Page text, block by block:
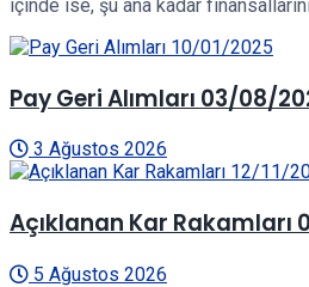
içinde ise, şu ana kadar
Pay Geri Alımları 03/08/
3 Ağustos 2026
Açıklanan Kar Rakamları
5 Ağustos 2026